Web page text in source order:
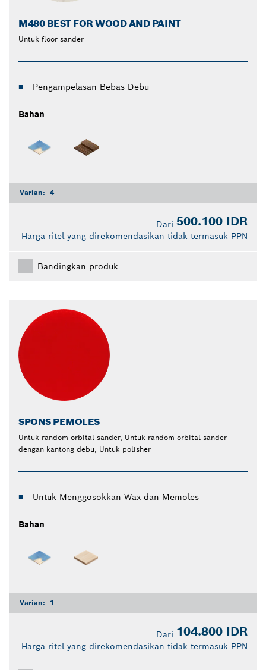
M480 BEST FOR WOOD AND PAINT
Untuk floor sander
Pengampelasan Bebas Debu
Bahan
Varian: 4
Dari 500.100 IDR
Harga ritel yang direkomendasikan tidak termasuk PPN
Bandingkan produk
SPONS PEMOLES
Untuk random orbital sander, Untuk random orbital sander
dengan kantong debu, Untuk polisher
Untuk Menggosokkan Wax dan Memoles
Bahan
Varian: 1
Dari 104.800 IDR
Harga ritel yang direkomendasikan tidak termasuk PPN